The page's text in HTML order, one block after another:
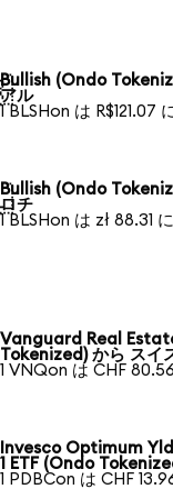
Bullish (Ondo
アル
1 BLSHon は R$121.07
Bullish (Ondo
ロチ
1 BLSHon は zł 88.31
Vanguard Real
Tokenized) から スイ
1 VNQon は CHF
Invesco Optimum
1 ETF (Ondo
1 PDBCon は CHF